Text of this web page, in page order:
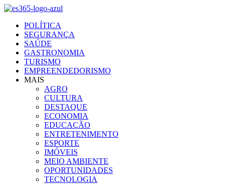
Ir
conteúdo
POLÍTICA
SEGURANÇA
SAÚDE
GASTRONOMIA
TURISMO
EMPREENDEDORISMO
MAIS
AGRO
CULTURA
DESTAQUE
ECONOMIA
EDUCAÇÃO
ENTRETENIMENTO
ESPORTE
IMÓVEIS
MEIO AMBIENTE
OPORTUNIDADES
TECNOLOGIA